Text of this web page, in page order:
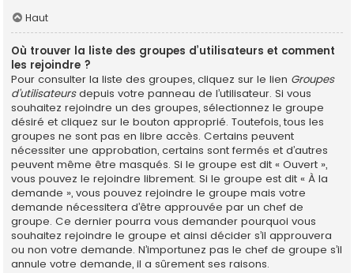
Haut
Où trouver la liste des groupes d’utilisateurs et comment
les rejoindre ?
Pour consulter la liste des groupes, cliquez sur le lien Groupes
d’utilisateursdepuis votre panneau de l’utilisateur. Si vous
souhaitez rejoindre un des groupes, sélectionnez le groupe
désiré et cliquez sur le bouton approprié. Toutefois, tous les
groupes ne sont pas en libre accès. Certains peuvent
nécessiter une approbation, certains sont fermés et d’autres
peuvent même être masqués. Si le groupe est dit « Ouvert »,
vous pouvez le rejoindre librement. Si le groupe est dit « À la
demande », vous pouvez rejoindre le groupe mais votre
demande nécessitera d’être approuvée par un chef de
groupe. Ce dernier pourra vous demander pourquoi vous
souhaitez rejoindre le groupe et ainsi décider s’il approuvera
ou non votre demande. N’importunez pas le chef de groupe s’il
annule votre demande, il a sûrement ses raisons.